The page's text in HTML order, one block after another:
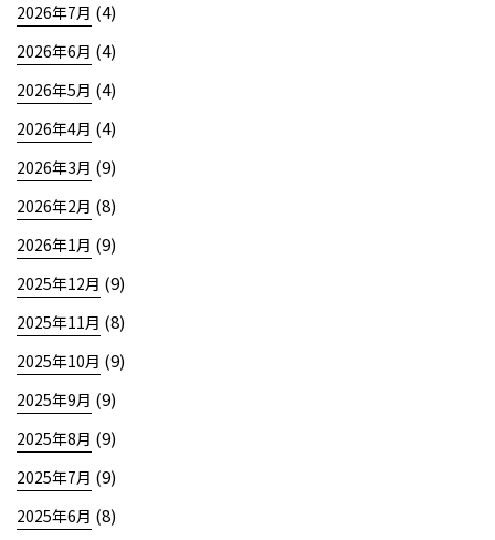
2026年7月 (4)
2026年6月 (4)
2026年5月 (4)
2026年4月 (4)
2026年3月 (9)
2026年2月 (8)
2026年1月 (9)
2025年12月 (9)
2025年11月 (8)
2025年10月 (9)
2025年9月 (9)
2025年8月 (9)
2025年7月 (9)
2025年6月 (8)